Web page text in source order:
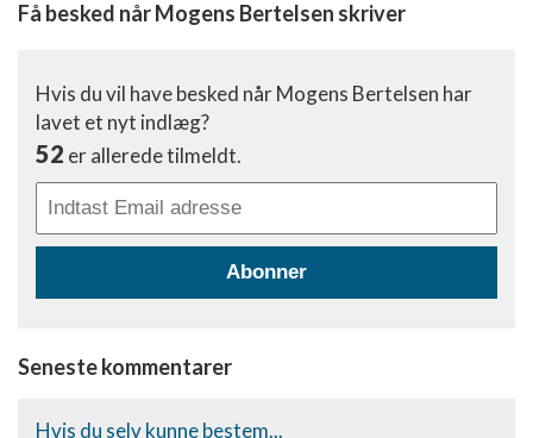
Få besked når Mogens Bertelsen skriver
Hvis du vil have besked når Mogens Bertelsen har
lavet et nyt indlæg?
52 er allerede tilmeldt.
Abonner
Seneste kommentarer
Hvis du selv kunne bestem...